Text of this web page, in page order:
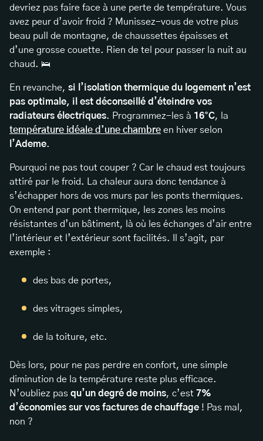
devriez pas faire face à une perte de température. Vous
avez peur d’avoir froid ? Munissez-vous de votre plus
beau pull de montagne, de chaussettes épaisses et
d’une grosse couette. Rien de tel pour passer la nuit au
chaud. 🛌
En revanche, si l’isolation thermique du logement n’est
pas optimale, il est déconseillé d’éteindre vos
radiateurs électriques. Programmez-les à 16°C, la
température idéale d’une chambre en hiver selon
l’Ademe.
Pourquoi ne pas tout couper ? Car le chaud est toujours
attiré par le froid. La chaleur aura donc tendance à
s’échapper hors de vos murs par les ponts thermiques.
On entend par pont thermique, les zones les moins
résistantes d’un bâtiment, là où les échanges d’air entre
l’intérieur et l’extérieur sont facilités. Il s’agit, par
exemple :
des bas de portes,
des vitrages simples,
de la toiture, etc.
Dès lors, pour ne pas perdre en confort, une simple
diminution de la température reste plus efficace.
N’oubliez pas qu’un degré de moins, c’est 7%
d’économies sur vos factures de chauffage ! Pas mal,
non ?